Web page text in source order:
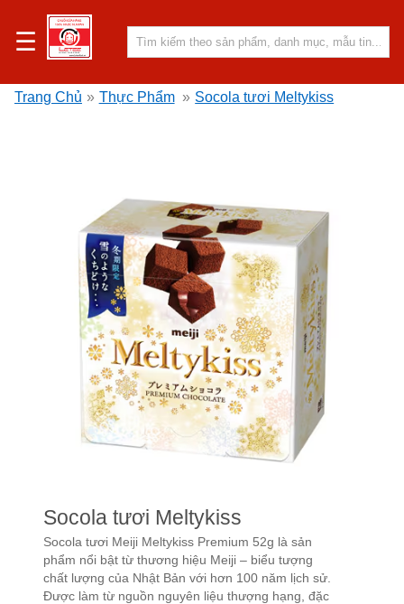
☰
Trang Chủ » Thực Phẩm » Socola tươi Meltykiss
Socola tươi Meltykiss
Socola tươi Meiji Meltykiss Premium 52g là sản
phẩm nổi bật từ thương hiệu Meiji – biểu tượng
chất lượng của Nhật Bản với hơn 100 năm lịch sử.
Được làm từ nguồn nguyên liệu thượng hạng, đặc